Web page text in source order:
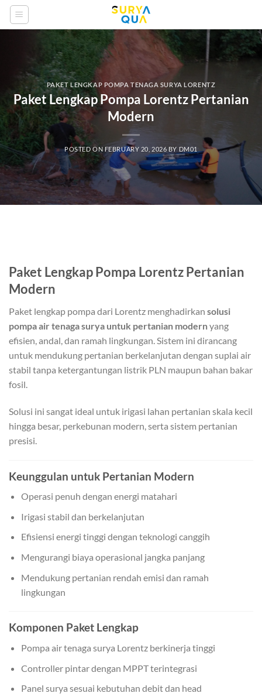
Skip
PAKET LENGKAP POMPA TENAGA SURYA LORENTZ
Paket Lengkap Pompa Lorentz Pertanian
Modern
POSTED ON FEBRUARY 20, 2026 BY DM01
Paket Lengkap Pompa Lorentz Pertanian
Modern
Paket lengkap pompa dari Lorentz menghadirkan solusi
pompa air tenaga surya untuk pertanian modernyang
efisien, andal, dan ramah lingkungan. Sistem ini dirancang
untuk mendukung pertanian berkelanjutan dengan suplai air
stabil tanpa ketergantungan listrik PLN maupun bahan bakar
fosil.
Solusi ini sangat ideal untuk irigasi lahan pertanian skala kecil
hingga besar, perkebunan modern, serta sistem pertanian
presisi.
Keunggulan untuk Pertanian Modern
Operasi penuh dengan energi matahari
Irigasi stabil dan berkelanjutan
Efisiensi energi tinggi dengan teknologi canggih
Mengurangi biaya operasional jangka panjang
Mendukung pertanian rendah emisi dan ramah
lingkungan
Komponen Paket Lengkap
Pompa air tenaga surya Lorentz berkinerja tinggi
Controller pintar dengan MPPT terintegrasi
Panel surya sesuai kebutuhan debit dan head